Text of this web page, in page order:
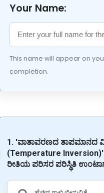
Your Name:
This name will appear on
completion.
1. 'ವಾತಾವರಣದ
(Temperature
ರೀತಿಯ ಪರಿಸರ ಪರಿಸ್ಥಿತಿ